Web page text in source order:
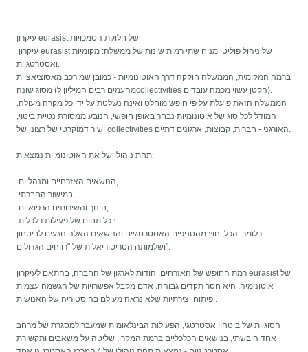
עיקרון eurasist של חלוקת הסמכויות
ברמה המקומית, הממשלה חוקקה דרך האוטונומיות - כמובן שמורכב מאסוציאציות
מסוג שונה (מהעמים רבים המיליון לcollectivities הקטן עשוי מכמה עובדים).
הממשלה הזאת פועלת על פי חופש מוחלט ואינה נשלטת על ידי כל מקרה מעולה.
המודל לכל סוג של אוטונומיות נבחר באופן חופשי, הנובע ממסורת נטיית ביטוי,
תחת ניהולו של את האוטונומיות נמצאות:
כלומר, הכל, חוץ מהסניפים האסטרטגיים והנושאים האלה נוגעים לביטחון
ושלמותה הטריטוריאלית של "רווחים הגדולים".
רמת החופש של האזרחים, הודות לארגון של החברה, בהתאם לעיקרון eurasist של
אוטונומיה, היא חסר תקדים גבוהה. אדם מקבל אפשרויות של הגשמה עצמית
הסוגיות של ביטחון אסטרטגי, הפעילות הבינלאומית שמעבר למסגרת של מרחב
אחד היבשתי, בנושאים הכלכליים ברמת המקרו, שליטה על משאבים ותקשורת